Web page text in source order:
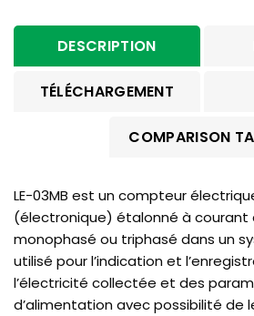
DESCRIPTION
TÉLÉCHARGEMENT
COMPARISON
LE-03MB est un compteur
(électronique) étalonné à courant
monophasé ou triphasé dans un
utilisé pour l’indication et
l’électricité collectée et des
d’alimentation avec possibilité de